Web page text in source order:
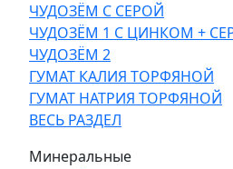
ЧУДОЗЁМ С СЕРОЙ
ЧУДОЗЁМ 1 С ЦИНКОМ +
ЧУДОЗЁМ 2
ГУМАТ КАЛИЯ ТОРФЯНОЙ
ГУМАТ НАТРИЯ ТОРФЯНОЙ
ВЕСЬ РАЗДЕЛ
Минеральные